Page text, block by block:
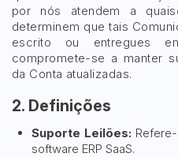
por nós atendem a
determinem que tais
escrito ou entregues
compromete-se a manter
da Conta atualizadas.
2. Definições
Suporte Leilões:
software ERP SaaS.